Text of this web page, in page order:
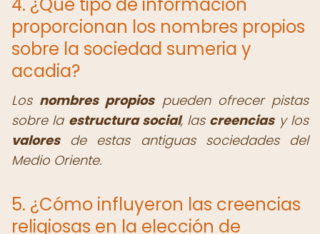
proporcionan los nombres propios
sobre la sociedad sumeria y
acadia?
Los nombres propiospueden ofrecer pistas
sobre la estructura social, las creenciasy los
valoresde estas antiguas sociedades del
Medio Oriente.
5. ¿Cómo influyeron las creencias
religiosas en la elección de